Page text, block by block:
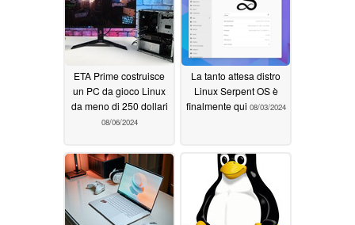
08/09/2024
ETA Prime costruisce
un PC da gioco Linux
da meno di 250 dollari
08/06/2024
La tanto attesa distro
Linux Serpent OS è
finalmente qui 08/03/2024